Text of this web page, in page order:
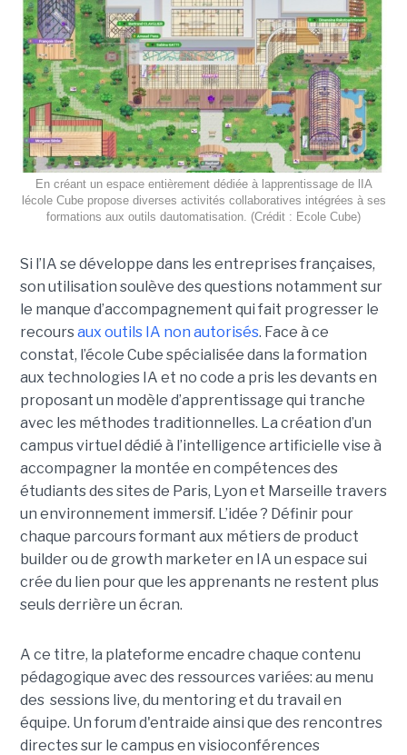
En créant un espace entièrement dédiée à lapprentissage de lIA
lécole Cube propose diverses activités collaboratives intégrées à ses
formations aux outils dautomatisation. (Crédit : Ecole Cube)
Si l’IA se développe dans les entreprises françaises,
son utilisation soulève des questions notamment sur
le manque d’accompagnement qui fait progresser le
recoursaux outils IA non autorisés. Face à ce
constat, l’école Cube spécialisée dans la formation
aux technologies IA et no code a pris les devants en
proposant un modèle d’apprentissage qui tranche
avec les méthodes traditionnelles. La création d’un
campus virtuel dédié à l’intelligence artificielle vise à
accompagner la montée en compétences des
étudiants des sites de Paris, Lyon et Marseille travers
un environnement immersif. L’idée ? Définir pour
chaque parcours formant aux métiers de product
builder ou de growth marketer en IA un espace sui
crée du lien pour que les apprenants ne restent plus
seuls derrière un écran.
A ce titre, la plateforme encadre chaque contenu
pédagogique avec des ressources variées: au menu
des sessions live, du mentoring et du travail en
équipe. Un forum d'entraide ainsi que des rencontres
directes sur le campus en visioconférences